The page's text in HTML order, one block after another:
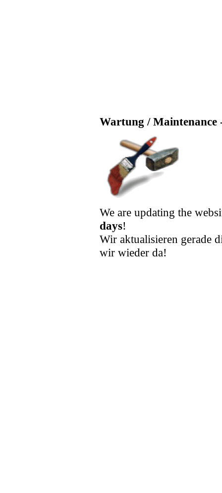
Wartung / Maintenance
We are updating the
days!
Wir aktualisieren gerade
wir wieder da!